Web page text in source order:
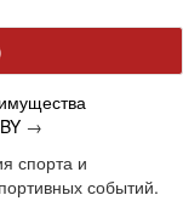
→
спорта и
событий.